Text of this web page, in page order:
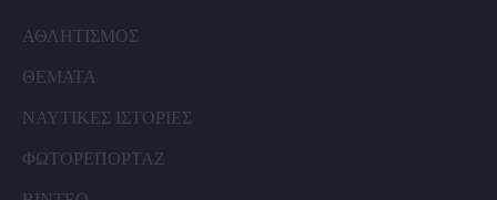
ΑΘΛΗΤΙΣΜΟΣ
ΘΕΜΑΤΑ
ΝΑΥΤΙΚΕΣ ΙΣΤΟΡΙΕΣ
ΦΩΤΟΡΕΠΟΡΤΑΖ